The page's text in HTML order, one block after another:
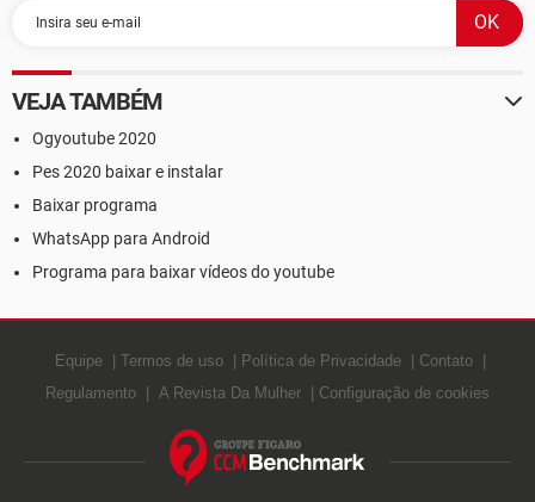
VEJA TAMBÉM
Ogyoutube 2020
Pes 2020 baixar e instalar
Baixar programa
WhatsApp para Android
Programa para baixar vídeos do youtube
Equipe Termos de uso Política de Privacidade
Contato
Regulamento
A Revista Da Mulher Configuração de cookies